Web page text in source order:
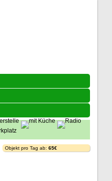
Objekt pro Tag ab: 65€